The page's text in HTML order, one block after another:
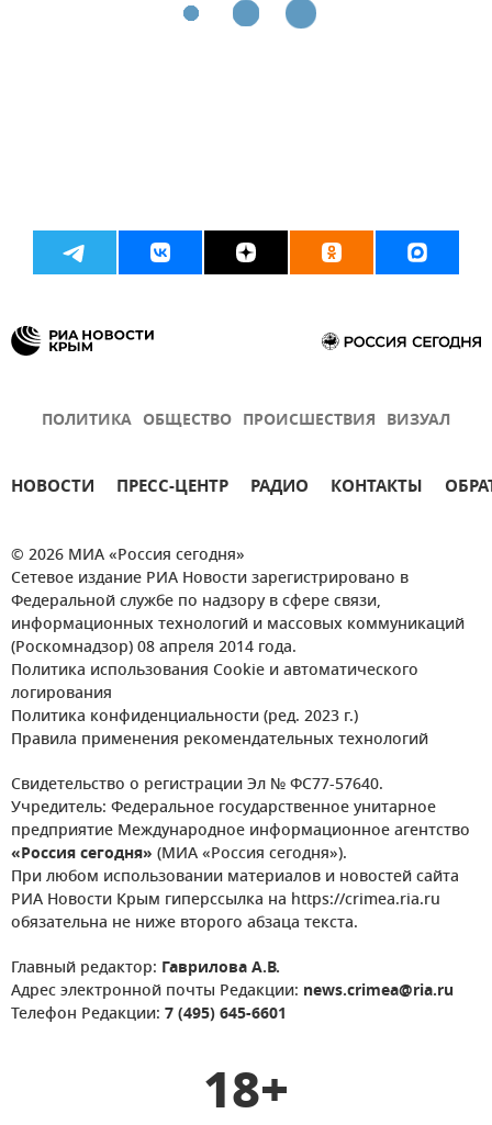
ПОЛИТИКА ОБЩЕСТВО ПРОИСШЕСТВИЯ ВИЗУАЛ
НОВОСТИ ПРЕСС-ЦЕНТР РАДИО КОНТАКТЫ
© 2026 МИА «Россия сегодня»
Сетевое издание РИА Новости зарегистрировано в
Федеральной службе по надзору в сфере связи,
информационных технологий и массовых коммуникаций
(Роскомнадзор) 08 апреля 2014 года.
Политика использования Cookie и автоматического
логирования
Политика конфиденциальности (ред. 2023 г.)
Правила применения рекомендательных технологий
Свидетельство о регистрации Эл № ФС77-57640.
Учредитель: Федеральное государственное унитарное
предприятие Международное информационное агентство
«Россия сегодня» (МИА «Россия сегодня»).
При любом использовании материалов и новостей сайта
РИА Новости Крым гиперссылка на https://crimea.ria.ru
обязательна не ниже второго абзаца текста.
Главный редактор: Гаврилова А.В.
Адрес электронной почты Редакции: news.crimea@ria.ru
Телефон Редакции: 7 (495) 645-6601
18+